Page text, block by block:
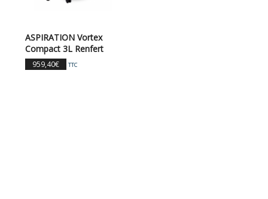
ASPIRATION Vortex
Compact 3L Renfert
959,40€ TTC